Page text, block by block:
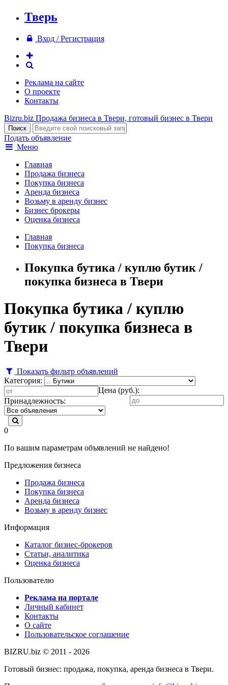
Тверь
Вход / Регистрация
Реклама на сайте
О проекте
Контакты
Bizru.biz Продажа бизнеса в Твери, готовый бизнес в Твери
Подать объявление
Меню
Главная
Продажа бизнеса
Покупка бизнеса
Аренда бизнеса
Возьму в аренду бизнес
Бизнес брокеры
Оценка бизнеса
Главная
Покупка бизнеса
Покупка бутика / куплю бутик /
покупка бизнеса в Твери
Покупка бутика / куплю
бутик / покупка бизнеса в
Твери
Показать фильтр объявлений
Категория:
Цена (руб.):
Принадлежность:
0
По вашим параметрам объявлений не найдено!
Предложения бизнеса
Продажа бизнеса
Покупка бизнеса
Аренда бизнеса
Возьму в аренду бизнес
Информация
Каталог бизнес-брокеров
Статьи, аналитика
Оценка бизнеса
Пользователю
Реклама на портале
Личный кабинет
Контакты
О сайте
Пользовательское соглашение
BIZRU.biz © 2011 - 2026
Готовый бизнес: продажа, покупка, аренда бизнеса в Твери.